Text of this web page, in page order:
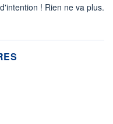
! Rien ne va plus.